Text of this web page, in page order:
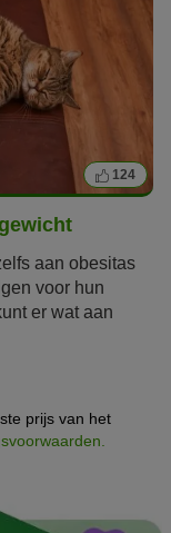
124
aan obesitas
voor hun
er wat aan
prijs van het